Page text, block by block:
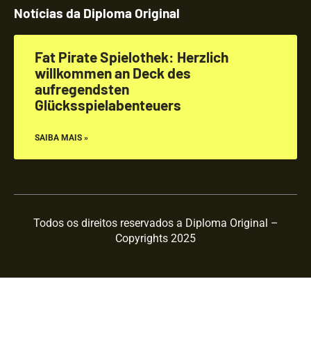
Notícias da Diploma Original
Fat Pirate Spielothek: Herzlich
willkommen an Deck des
aufregendsten
Glücksspielabenteuers
SAIBA MAIS »
Todos os direitos reservados a Diploma Original –
Copyrights 2025